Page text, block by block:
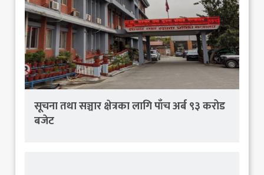
सूचना तथा सञ्चार क्षेत्रका लागि पाँच अर्ब ९३ करोड
बजेट